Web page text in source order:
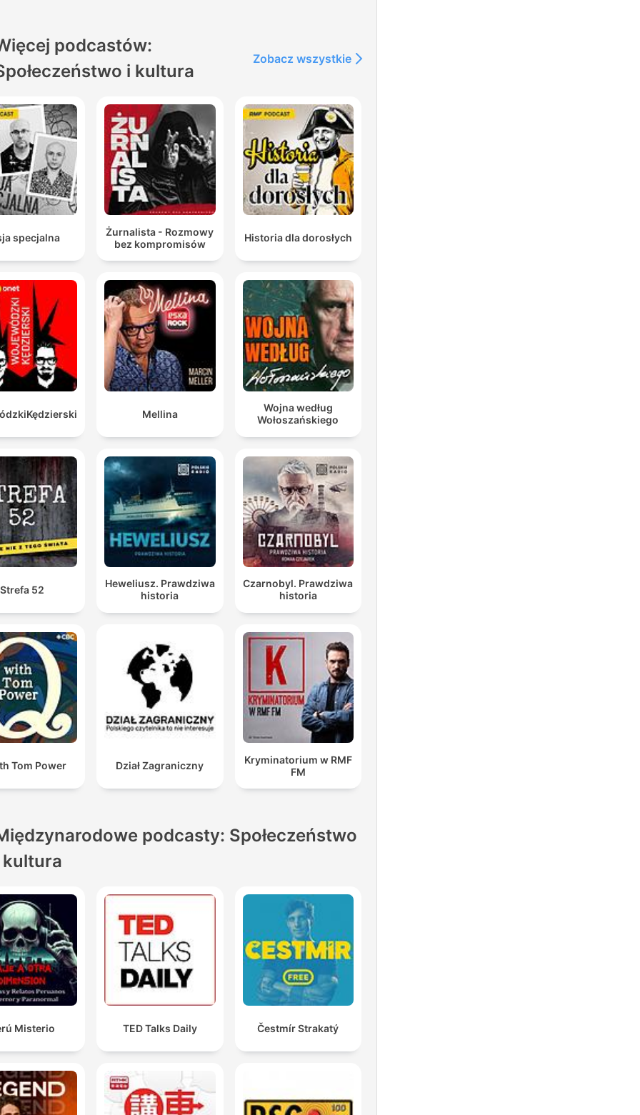
podcastów:
i kultura
Zobacz wszystkie
specjalna
Żurnalista - Rozmowy
bez kompromisów
Historia dla dorosłych
Mellina
Wojna według
Wołoszańskiego
Strefa 52
Heweliusz. Prawdziwa
historia
Czarnobyl. Prawdziwa
historia
Tom Power Dział Zagraniczny
Kryminatorium w RMF
FM
podcasty: Społeczeństwo
kultura
Misterio TED Talks Daily Čestmír Strakatý